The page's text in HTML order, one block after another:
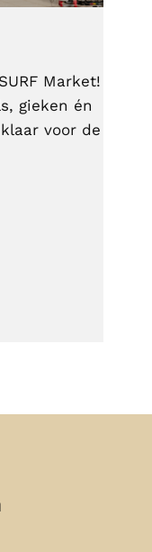
Market!
gieken én
voor de